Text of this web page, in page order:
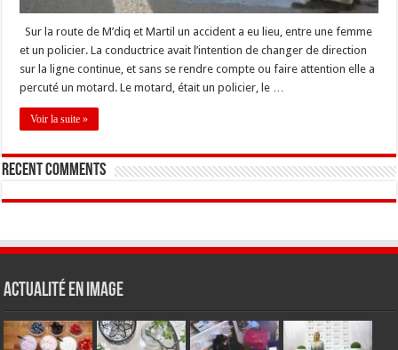
Sur la route de M’diq et Martil un accident a eu lieu, entre une femme
et un policier. La conductrice avait l’intention de changer de direction
sur la ligne continue, et sans se rendre compte ou faire attention elle a
percuté un motard. Le motard, était un policier, le …
Voir la suite »
Recent Comments
Actualité en Image